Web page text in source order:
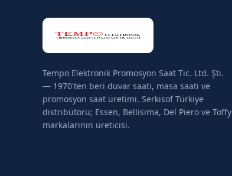
Tempo Elektronik Promosyon Saat Tic. Ltd. Şti.
— 1970'ten beri duvar saati, masa saati ve
promosyon saat üretimi. Serkisof Türkiye
distribütörü; Essen, Bellisima, Del Piero ve Toffy
markalarının üreticisi.